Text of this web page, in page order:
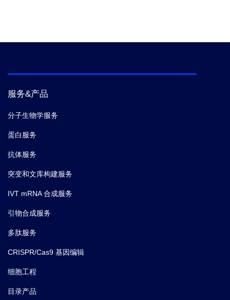
服务&产品
分子生物学服务
蛋白服务
抗体服务
突变和文库构建服务
IVT mRNA 合成服务
引物合成服务
多肽服务
CRISPR/Cas9 基因编辑
细胞工程
目录产品